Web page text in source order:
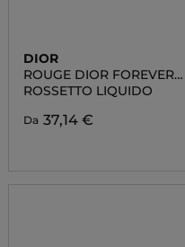
DIOR
ROUGE DIOR FOREVER
LIQUID
ROSSETTO LIQUIDO
Da 37,14 €